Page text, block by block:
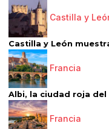
Castilla y
Castilla y León
Francia
Albi, la ciudad roja del
Francia